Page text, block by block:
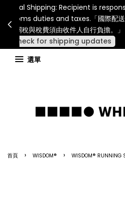
連假期間宅配服務將暫停配送。
他不可抗力因素，出貨安排可
查看國內宅配最新
選單
首頁 › WISDOM® › WISDOM® RUNNING